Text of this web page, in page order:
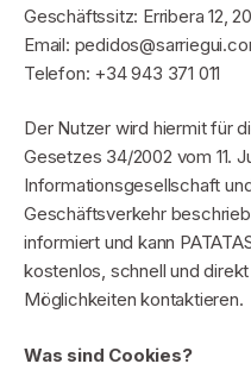
Geschäftssitz: Erribera 12,
Email:
Telefon: +34 943 371 011
Der Nutzer wird hiermit für
Gesetzes 34/2002 vom 11.
Informationsgesellschaft
Geschäftsverkehr
informiert und kann
kostenlos, schnell und
Möglichkeiten kontaktieren.
Was sind Cookies?